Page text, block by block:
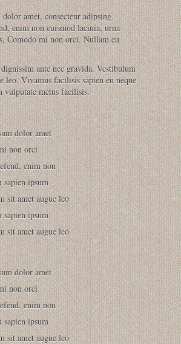
amet, consecteur adipsing.
enim non euismod lacinia, urna
Comodo mi non orci. Nullam eu
ante nec gravida. Vestibulum
leo. Vivamus facilisis sapien eu neque
vulputate metus facilisis.
dolor amet
non orci
enim non
sapien ipsum
sit amet augue leo
sapien ipsum
sit amet augue leo
dolor amet
non orci
enim non
sapien ipsum
sit amet augue leo